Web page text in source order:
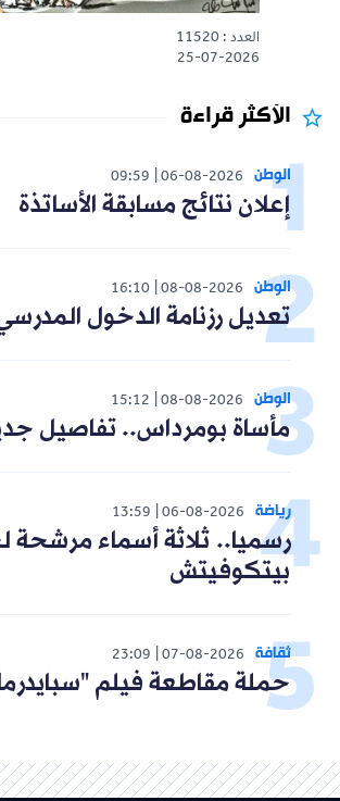
العدد : 11520
25-07-2026
الأكثر قراءة
الوطن 06-08-2026
09:59
إعلان نتائج مسابقة الأساتذة
الوطن 08-08-2026
16:10
تعديل رزنامة الدخول
الوطن 08-08-2026
15:12
مأساة بومرداس.. تفاصيل
رياضة 06-08-2026
13:59
رسميا.. ثلاثة أسماء مرشحة
بيتكوفيتش
ثقافة 07-08-2026
23:09
حملة مقاطعة فيلم